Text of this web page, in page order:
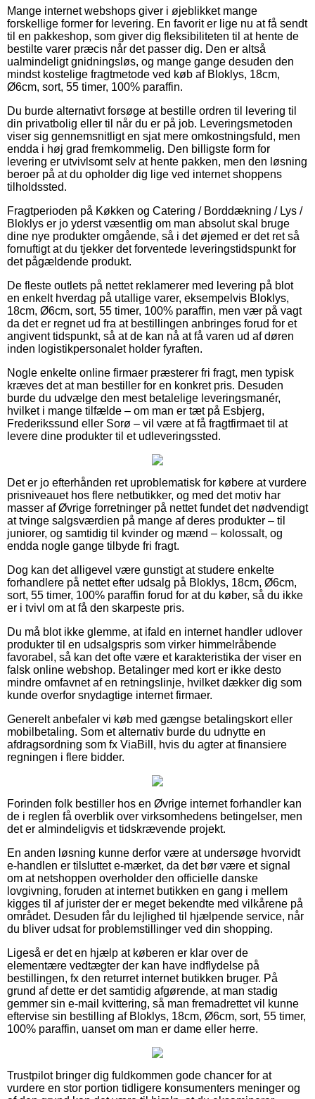
Mange internet webshops giver i øjeblikket mange
forskellige former for levering. En favorit er lige nu at få sendt
til en pakkeshop, som giver dig fleksibiliteten til at hente de
bestilte varer præcis når det passer dig. Den er altså
ualmindeligt gnidningsløs, og mange gange desuden den
mindst kostelige fragtmetode ved køb af Bloklys, 18cm,
Ø6cm, sort, 55 timer, 100% paraffin.
Du burde alternativt forsøge at bestille ordren til levering til
din privatbolig eller til når du er på job. Leveringsmetoden
viser sig gennemsnitligt en sjat mere omkostningsfuld, men
endda i høj grad fremkommelig. Den billigste form for
levering er utvivlsomt selv at hente pakken, men den løsning
beroer på at du opholder dig lige ved internet shoppens
tilholdssted.
Fragtperioden på Køkken og Catering / Borddækning / Lys /
Bloklys er jo yderst væsentlig om man absolut skal bruge
dine nye produkter omgående, så i det øjemed er det ret så
fornuftigt at du tjekker det forventede leveringstidspunkt for
det pågældende produkt.
De fleste outlets på nettet reklamerer med levering på blot
en enkelt hverdag på utallige varer, eksempelvis Bloklys,
18cm, Ø6cm, sort, 55 timer, 100% paraffin, men vær på vagt
da det er regnet ud fra at bestillingen anbringes forud for et
angivent tidspunkt, så at de kan nå at få varen ud af døren
inden logistikpersonalet holder fyraften.
Nogle enkelte online firmaer præsterer fri fragt, men typisk
kræves det at man bestiller for en konkret pris. Desuden
burde du udvælge den mest betalelige leveringsmanér,
hvilket i mange tilfælde – om man er tæt på Esbjerg,
Frederikssund eller Sorø – vil være at få fragtfirmaet til at
levere dine produkter til et udleveringssted.
Det er jo efterhånden ret uproblematisk for købere at vurdere
prisniveauet hos flere netbutikker, og med det motiv har
masser af Øvrige forretninger på nettet fundet det nødvendigt
at tvinge salgsværdien på mange af deres produkter – til
juniorer, og samtidig til kvinder og mænd – kolossalt, og
endda nogle gange tilbyde fri fragt.
Dog kan det alligevel være gunstigt at studere enkelte
forhandlere på nettet efter udsalg på Bloklys, 18cm, Ø6cm,
sort, 55 timer, 100% paraffin forud for at du køber, så du ikke
er i tvivl om at få den skarpeste pris.
Du må blot ikke glemme, at ifald en internet handler udlover
produkter til en udsalgspris som virker himmelråbende
favorabel, så kan det ofte være et karakteristika der viser en
falsk online webshop. Betalinger med kort er ikke desto
mindre omfavnet af en retningslinje, hvilket dækker dig som
kunde overfor snydagtige internet firmaer.
Generelt anbefaler vi køb med gængse betalingskort eller
mobilbetaling. Som et alternativ burde du udnytte en
afdragsordning som fx ViaBill, hvis du agter at finansiere
regningen i flere bidder.
Forinden folk bestiller hos en Øvrige internet forhandler kan
de i reglen få overblik over virksomhedens betingelser, men
det er almindeligvis et tidskrævende projekt.
En anden løsning kunne derfor være at undersøge hvorvidt
e-handlen er tilsluttet e-mærket, da det bør være et signal
om at netshoppen overholder den officielle danske
lovgivning, foruden at internet butikken en gang i mellem
kigges til af jurister der er meget bekendte med vilkårene på
området. Desuden får du lejlighed til hjælpende service, når
du bliver udsat for problemstillinger ved din shopping.
Ligeså er det en hjælp at køberen er klar over de
elementære vedtægter der kan have indflydelse på
bestillingen, fx den returret internet butikken bruger. På
grund af dette er det samtidig afgørende, at man stadig
gemmer sin e-mail kvittering, så man fremadrettet vil kunne
eftervise sin bestilling af Bloklys, 18cm, Ø6cm, sort, 55 timer,
100% paraffin, uanset om man er dame eller herre.
Trustpilot bringer dig fuldkommen gode chancer for at
vurdere en stor portion tidligere konsumenters meninger og